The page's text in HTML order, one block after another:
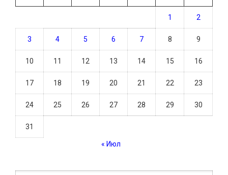
1 2
3 4 5 6 7 8 9
10 11 12 13 14 15 16
17 18 19 20 21 22 23
24 25 26 27 28 29 30
31
« Июл